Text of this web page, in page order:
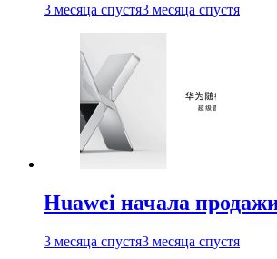
3 месяца спустя3 месяца спустя
Huawei начала
3 месяца спустя3 месяца спустя